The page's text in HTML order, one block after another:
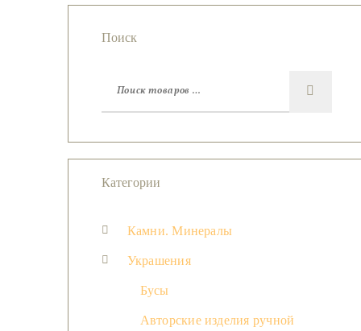
Поиск
Категории
Камни. Минералы
Украшения
Бусы
Авторские изделия ручной